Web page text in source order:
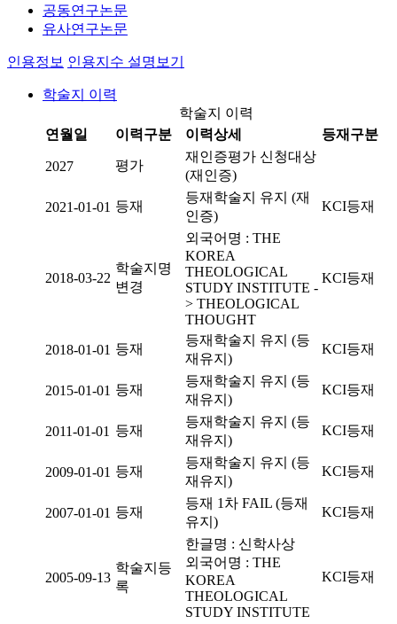
공동연구논문
유사연구논문
인용정보 인용지수 설명보기
학술지 이력
학술지 이력
연월일
이력구분 이력상세 등재구분
2027 평가
재인증평가 신청대상
(재인증)
2021-01-01 등재
등재학술지 유지 (재
인증)
KCI등재
2018-03-22
학술지명
변경
외국어명 : THE
KOREA
THEOLOGICAL
STUDY INSTITUTE -
> THEOLOGICAL
THOUGHT
KCI등재
2018-01-01 등재
등재학술지 유지 (등
재유지)
KCI등재
2015-01-01 등재
등재학술지 유지 (등
재유지)
KCI등재
2011-01-01 등재
등재학술지 유지 (등
재유지)
KCI등재
2009-01-01 등재
등재학술지 유지 (등
재유지)
KCI등재
2007-01-01 등재
등재 1차 FAIL (등재
유지)
KCI등재
2005-09-13
학술지등
록
한글명 : 신학사상
외국어명 : THE
KOREA
THEOLOGICAL
STUDY INSTITUTE
KCI등재